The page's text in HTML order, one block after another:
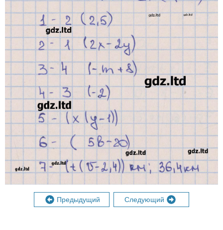
Предыдущий Следующий